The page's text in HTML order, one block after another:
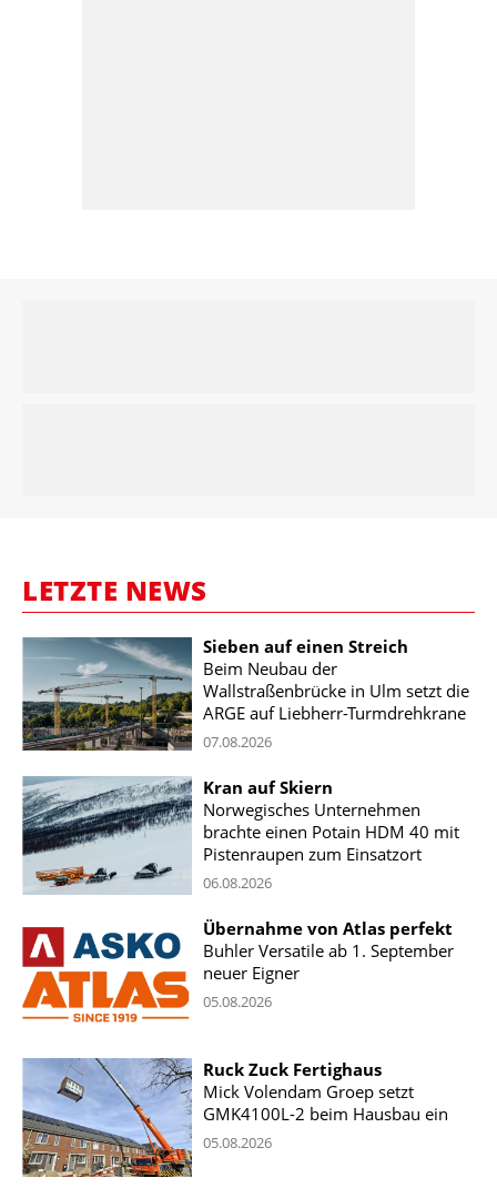
LETZTE NEWS
Sieben auf einen Streich
Beim Neubau der
Wallstraßenbrücke in Ulm setzt die
ARGE auf Liebherr-Turmdrehkrane
07.08.2026
Kran auf Skiern
Norwegisches Unternehmen
brachte einen Potain HDM 40 mit
Pistenraupen zum Einsatzort
06.08.2026
Übernahme von Atlas perfekt
Buhler Versatile ab 1. September
neuer Eigner
05.08.2026
Ruck Zuck Fertighaus
Mick Volendam Groep setzt
GMK4100L-2 beim Hausbau ein
05.08.2026